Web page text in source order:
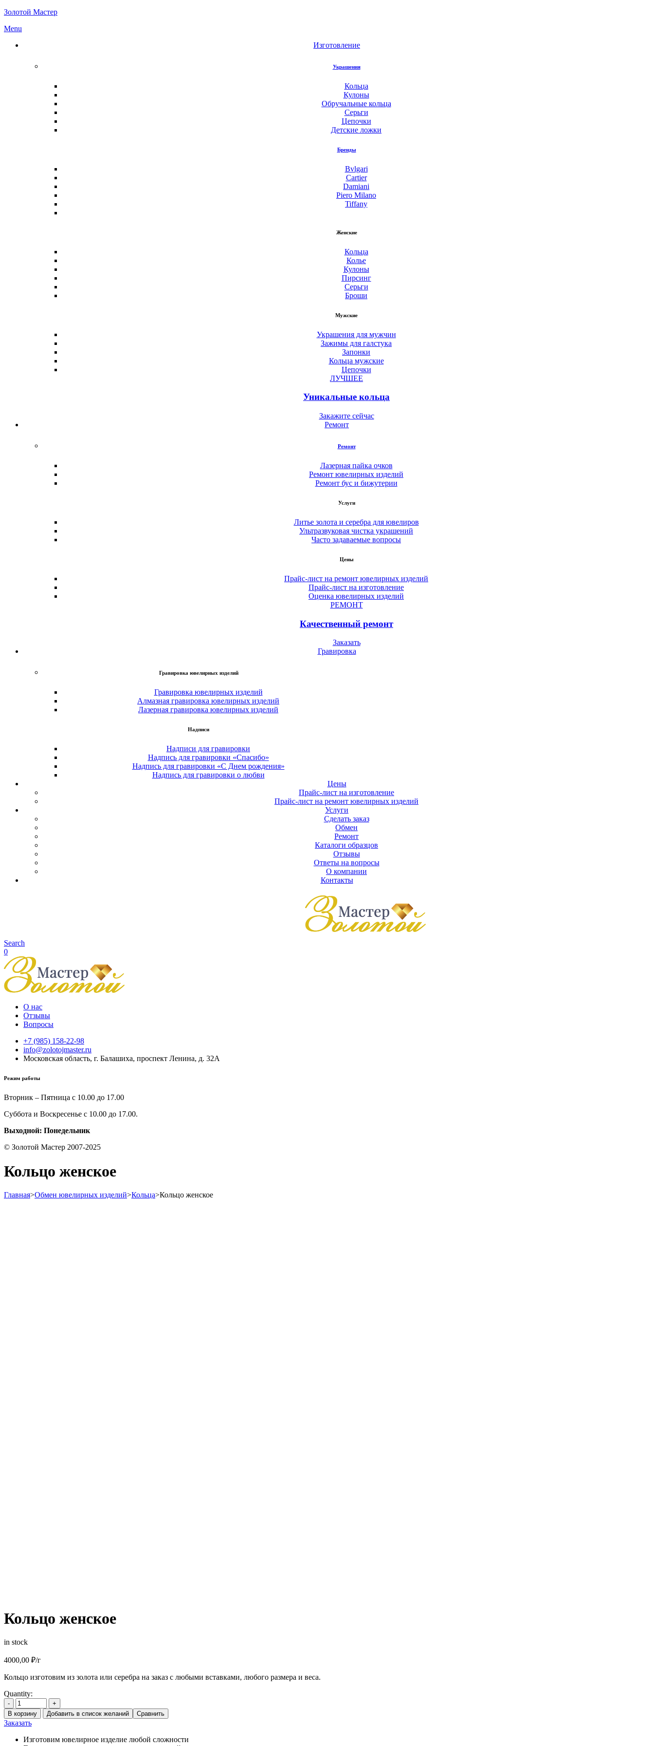
Золотой Мастер
Menu
Изготовление
Украшения
Кольца
Кулоны
Обручальные кольца
Серьги
Цепочки
Детские ложки
Бренды
Bvlgari
Cartier
Damiani
Piero Milano
Tiffany
Женские
Кольца
Колье
Кулоны
Пирсинг
Серьги
Броши
Мужские
Украшения для мужчин
Зажимы для галстука
Запонки
Кольца мужские
Цепочки
ЛУЧШЕЕ
Уникальные кольца
Закажите сейчас
Ремонт
Ремонт
Лазерная пайка очков
Ремонт ювелирных изделий
Ремонт бус и бижутерии
Услуги
Литье золота и серебра для ювелиров
Ультразвуковая чистка украшений
Часто задаваемые вопросы
Цены
Прайс-лист на ремонт ювелирных изделий
Прайс-лист на изготовление
Оценка ювелирных изделий
РЕМОНТ
Качественный ремонт
Заказать
Гравировка
Гравировка ювелирных изделий
Гравировка ювелирных изделий
Алмазная гравировка ювелирных изделий
Лазерная гравировка ювелирных изделий
Надписи
Надписи для гравировки
Надпись для гравировки «Спасибо»
Надпись для гравировки «С Днем рождения»
Надпись для гравировки о любви
Цены
Прайс-лист на изготовление
Прайс-лист на ремонт ювелирных изделий
Услуги
Сделать заказ
Обмен
Ремонт
Каталоги образцов
Отзывы
Ответы на вопросы
О компании
Контакты
Search
0
О нас
Отзывы
Вопросы
+7 (985) 158-22-98
info@zolotojmaster.ru
Московская область, г. Балашиха, проспект Ленина, д. 32А
Режим работы
Вторник – Пятница с 10.00 до 17.00
Суббота и Воскресенье с 10.00 до 17.00.
Выходной: Понедельник
© Золотой Мастер 2007-2025
Кольцо женское
Главная>Обмен ювелирных изделий>Кольца>Кольцо женское
Кольцо женское
in stock
4000,00 ₽/г
Кольцо изготовим из золота или серебра на заказ с любыми вставками, любого размера и веса.
Quantity:
-
+
В корзину
Добавить в список желаний Сравнить
Заказать
Изготовим ювелирное изделие любой сложности